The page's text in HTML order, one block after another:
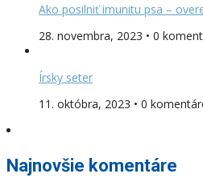
Ako posilniť imunitu psa –
28. novembra, 2023 • 0
Írsky seter
11. októbra, 2023 • 0
Najnovšie komentáre